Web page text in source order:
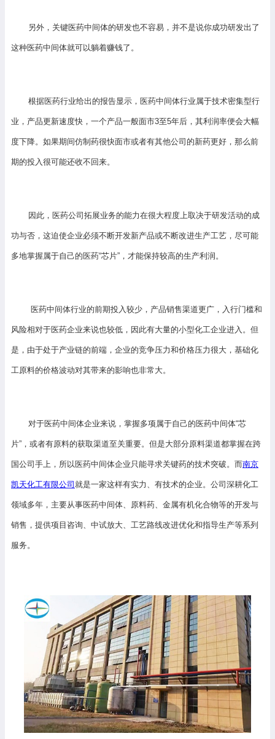
另外，关键医药中间体的研发也不容易，并不是说你成功研发出了
这种医药中间体就可以躺着赚钱了。
根据医药行业给出的报告显示，医药中间体行业属于技术密集型行
业，产品更新速度快，一个产品一般面市3至5年后，其利润率便会大幅
度下降。如果期间仿制药很快面市或者有其他公司的新药更好，那么前
期的投入很可能还收不回来。
因此，医药公司拓展业务的能力在很大程度上取决于研发活动的成
功与否，这迫使企业必须不断开发新产品或不断改进生产工艺，尽可能
多地掌握属于自己的医药“芯片”，才能保持较高的生产利润。
医药中间体行业的前期投入较少，产品销售渠道更广，入行门槛和
风险相对于医药企业来说也较低，因此有大量的小型化工企业进入。但
是，由于处于产业链的前端，企业的竞争压力和价格压力很大，基础化
工原料的价格波动对其带来的影响也非常大。
对于医药中间体企业来说，掌握多项属于自己的医药中间体“芯
片”，或者有原料的获取渠道至关重要。但是大部分原料渠道都掌握在跨
国公司手上，所以医药中间体企业只能寻求关键药的技术突破。而南京
凯天化工有限公司 就是一家这样有实力、有技术的企业。公司深耕化工
领域多年，主要从事医药中间体、原料药、金属有机化合物等的开发与
销售，提供项目咨询、中试放大、工艺路线改进优化和指导生产等系列
服务。